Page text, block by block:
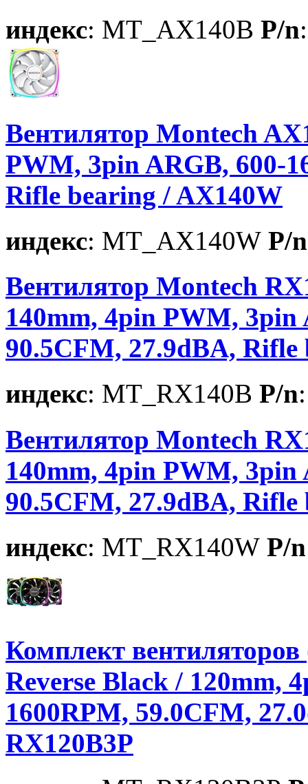
индекс: MT_AX140B P/n
Вентилятор Montech
PWM, 3pin ARGB, 600-
Rifle bearing / AX140W
индекс: MT_AX140W P/n
Вентилятор Montech
140mm, 4pin PWM, 3pin
90.5CFM, 27.9dBA, Rifle
индекс: MT_RX140B P/n
Вентилятор Montech
140mm, 4pin PWM, 3pin
90.5CFM, 27.9dBA,
индекс: MT_RX140W P/n
Комплект
Reverse Black / 120mm,
1600RPM, 59.0CFM,
RX120B3P